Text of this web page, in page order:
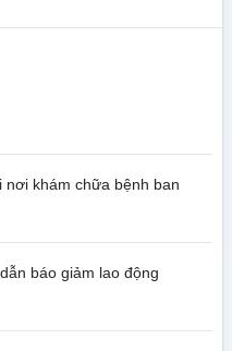
nơi khám chữa bệnh ban
báo giảm lao động